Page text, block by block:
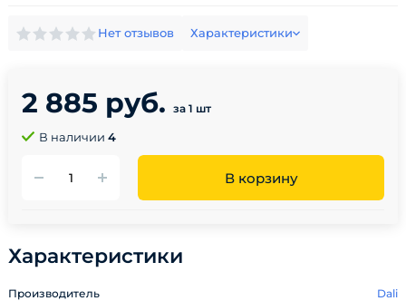
Нет отзывов Характеристики
2 885 руб. за 1 шт
В наличии 4
В корзину
Характеристики
Производитель Dali